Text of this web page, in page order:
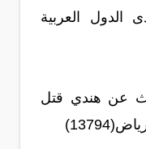
الدول العربية
عن هندي قتل